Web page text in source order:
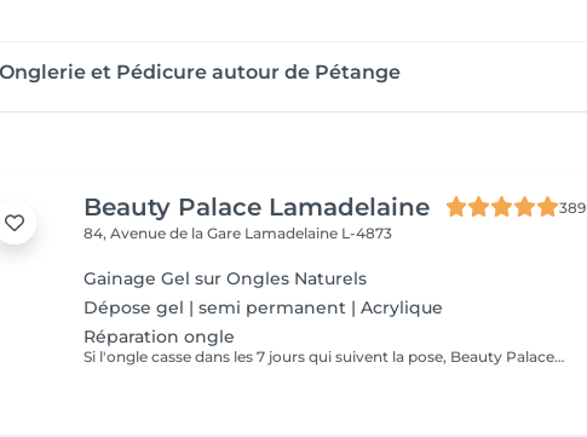
et Pédicure autour de Pétange
Beauty Palace Lamadelaine
389
84, Avenue de la Gare Lamadelaine L-4873
Gainage Gel sur Ongles Naturels
Dépose gel | semi permanent | Acrylique
Réparation ongle
Si l'ongle casse dans les 7 jours qui suivent la pose, Beauty Palace offre ce service.